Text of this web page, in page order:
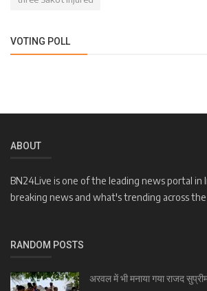
VOTING POLL
ABOUT
BN24Live is one of the leading news portal in
breaking news and what's trending across
RANDOM POSTS
अरवल में भी मनाया गया राजद